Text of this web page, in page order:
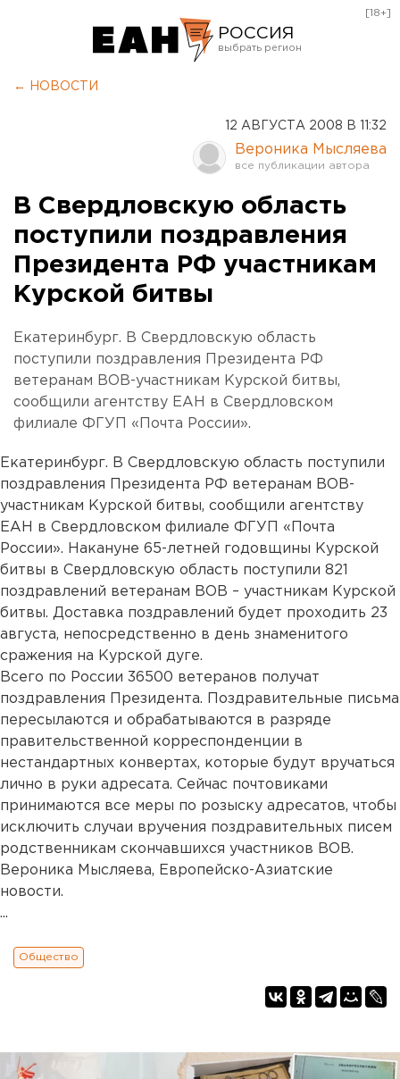
РОССИЯ
Оренбург
[18+]
← НОВОСТИ
12 АВГУСТА 2008 В 11:32
Вероника Мысляева
В Свердловскую область
поступили поздравления
Президента РФ участникам
Курской битвы
Екатеринбург. В Свердловскую область
поступили поздравления Президента РФ
ветеранам ВОВ-участникам Курской битвы,
сообщили агентству ЕАН в Свердловском
филиале ФГУП «Почта России».
Екатеринбург. В Свердловскую область поступили
поздравления Президента РФ ветеранам ВОВ-
участникам Курской битвы, сообщили агентству
ЕАН в Свердловском филиале ФГУП «Почта
России». Накануне 65-летней годовщины Курской
битвы в Свердловскую область поступили 821
поздравлений ветеранам ВОВ – участникам Курской
битвы. Доставка поздравлений будет проходить 23
августа, непосредственно в день знаменитого
сражения на Курской дуге.
Всего по России 36500 ветеранов получат
поздравления Президента. Поздравительные письма
пересылаются и обрабатываются в разряде
правительственной корреспонденции в
нестандартных конвертах, которые будут вручаться
лично в руки адресата. Сейчас почтовиками
принимаются все меры по розыску адресатов, чтобы
исключить случаи вручения поздравительных писем
родственникам скончавшихся участников ВОВ.
Вероника Мысляева, Европейско-Азиатские
новости.
...
Общество